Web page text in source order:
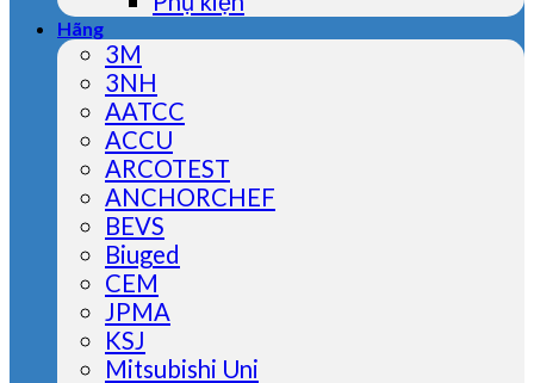
Hãng
3M
3NH
AATCC
ACCU
ARCOTEST
ANCHORCHEF
BEVS
Biuged
CEM
JPMA
KSJ
Mitsubishi Uni